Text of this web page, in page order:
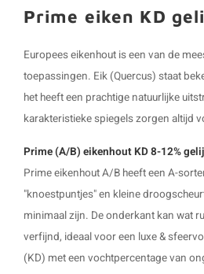
Prime eiken KD
Europees eikenhout is een van de
toepassingen. Eik (Quercus) staat
het heeft een prachtige natuurlijke
karakteristieke spiegels zorgen altijd
Prime (A/B) eikenhout KD 8-12%
Prime eikenhout A/B heeft een A-
"knoestpuntjes" en kleine
minimaal zijn. De onderkant kan wat
verfijnd, ideaal voor een luxe &
(KD) met een vochtpercentage van